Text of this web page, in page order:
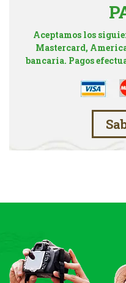
Aceptamos los
Mastercard,
bancaria. Pagos